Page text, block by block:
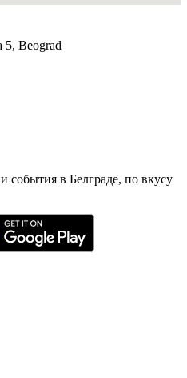
5, Beograd
события в Белграде, по вкусу